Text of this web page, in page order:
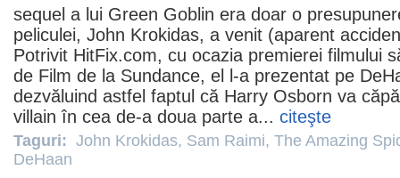
sequel a lui Green Goblin era doar o
peliculei, John Krokidas, a venit (aparent
Potrivit HitFix.com, cu ocazia premierei filmului
de Film de la Sundance, el l-a prezentat pe
dezvăluind astfel faptul că Harry Osborn va
villain în cea de-a doua parte a... citeşte
Taguri: John Krokidas, Sam Raimi, The Amazing
DeHaan